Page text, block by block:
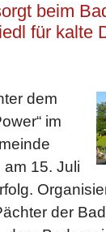
beim
für kalte
dem
im
15. Juli
der